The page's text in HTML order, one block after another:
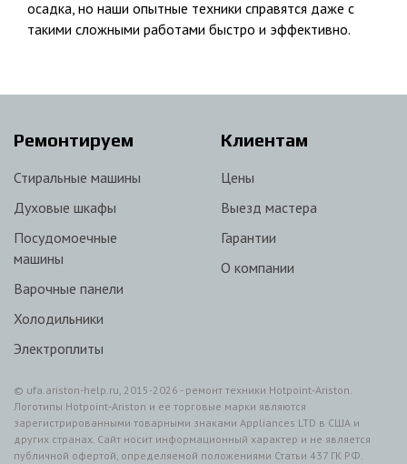
осадка, но наши опытные техники справятся даже с
такими сложными работами быстро и эффективно.
Ремонтируем
Стиральные машины
Духовые шкафы
Посудомоечные
машины
Варочные панели
Холодильники
Электроплиты
Клиентам
Цены
Выезд мастера
Гарантии
О компании
© ufa.ariston-help.ru, 2015-2026 - ремонт техники Hotpoint-Ariston.
Логотипы Hotpoint-Ariston и ее торговые марки являются
зарегистрированными товарными знаками Appliances LTD в США и
других странах. Сайт носит информационный характер и не является
публичной офертой, определяемой положениями Статьи 437 ГК РФ.